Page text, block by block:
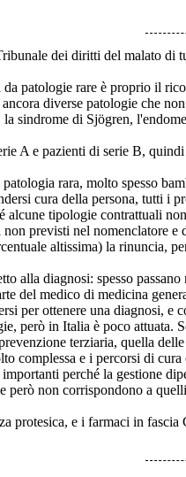
dei diritti del malato
rare è proprio il
diverse patologie che
sindrome di Sjögren,
A e pazienti di serie B,
rara, molto spesso
cura della persona, tutti i
tipologie contrattuali
previsti nel nomenclatore
altissima) la rinuncia,
alla diagnosi: spesso
del medico di medicina
per ottenere una diagnosi, e
in Italia è poco attuata.
terziaria, quella
e i percorsi di
perché la gestione
però non corrispondono a
e i farmaci in